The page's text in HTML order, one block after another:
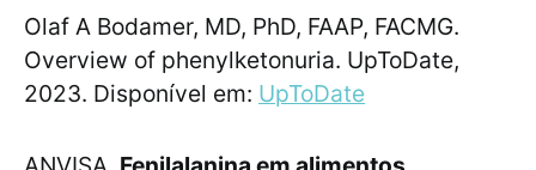
Olaf A Bodamer, MD, PhD, FAAP, FACMG.
Overview of phenylketonuria. UpToDate,
2023. Disponível em: UpToDate